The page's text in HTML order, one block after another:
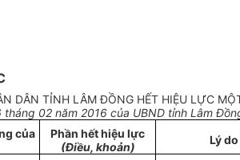
DÂN TỈNH LÂM ĐỒNG HẾT HIỆU LỰC
02 năm 2016 của UBND tỉnh Lâm
của
Phần hết hiệu lực
(Điều, khoản)
Lý